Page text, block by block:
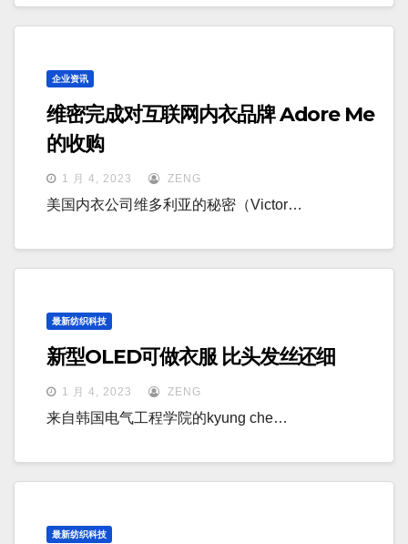
企业资讯
维密完成对互联网内衣品牌 Adore Me
的收购
1 月 4, 2023 ZENG
美国内衣公司维多利亚的秘密（Victor…
最新纺织科技
新型OLED可做衣服 比头发丝还细
1 月 4, 2023 ZENG
来自韩国电气工程学院的kyung che…
最新纺织科技